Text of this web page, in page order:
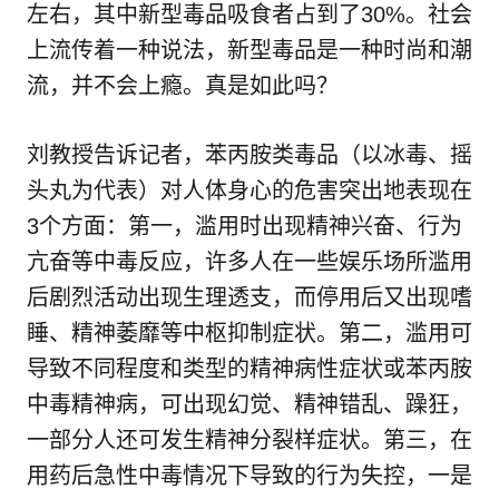
左右，其中新型毒品吸食者占到了30%。社会
上流传着一种说法，新型毒品是一种时尚和潮
流，并不会上瘾。真是如此吗？
刘教授告诉记者，苯丙胺类毒品（以冰毒、摇
头丸为代表）对人体身心的危害突出地表现在
3个方面：第一，滥用时出现精神兴奋、行为
亢奋等中毒反应，许多人在一些娱乐场所滥用
后剧烈活动出现生理透支，而停用后又出现嗜
睡、精神萎靡等中枢抑制症状。第二，滥用可
导致不同程度和类型的精神病性症状或苯丙胺
中毒精神病，可出现幻觉、精神错乱、躁狂，
一部分人还可发生精神分裂样症状。第三，在
用药后急性中毒情况下导致的行为失控，一是